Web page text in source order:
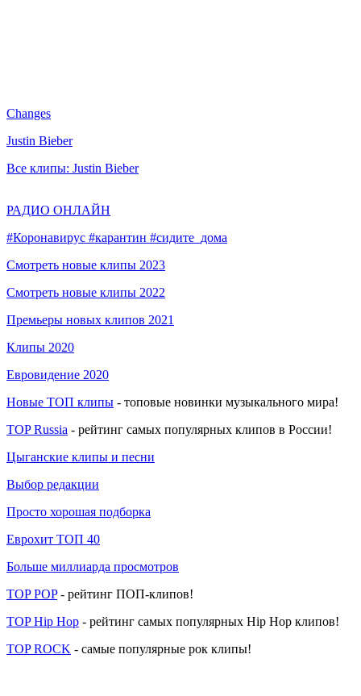
Changes
Justin Bieber
Все клипы: Justin Bieber
РАДИО ОНЛАЙН
#Коронавирус #карантин #сидите_дома
Смотреть новые клипы 2023
Смотреть новые клипы 2022
Премьеры новых клипов 2021
Клипы 2020
Евровидение 2020
Новые ТОП клипы - топовые новинки музыкального мира!
TOP Russia - рейтинг самых популярных клипов в России!
Цыганские клипы и песни
Выбор редакции
Просто хорошая подборка
Еврохит ТОП 40
Больше миллиарда просмотров
TOP POP- рейтинг ПОП-клипов!
TOP Hip Hop - рейтинг самых популярных Hip Hop клипов!
TOP ROCK - самые популярные рок клипы!